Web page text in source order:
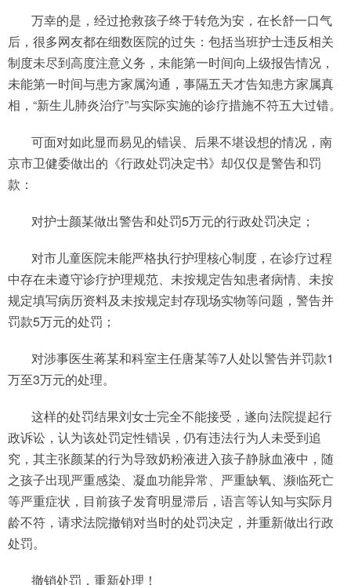
万幸的是，经过抢救孩子终于转危为安，在长舒一口气
后，很多网友都在细数医院的过失：包括当班护士违反相关
制度未尽到高度注意义务，未能第一时间向上级报告情况，
未能第一时间与患方家属沟通，事隔五天才告知患方家属真
相，“新生儿肺炎治疗”与实际实施的诊疗措施不符五大过错。
可面对如此显而易见的错误、后果不堪设想的情况，南
京市卫健委做出的《行政处罚决定书》却仅仅是警告和罚
款：
对护士颜某做出警告和处罚5万元的行政处罚决定；
对市儿童医院未能严格执行护理核心制度，在诊疗过程
中存在未遵守诊疗护理规范、未按规定告知患者病情、未按
规定填写病历资料及未按规定封存现场实物等问题，警告并
罚款5万元的处罚；
对涉事医生蒋某和科室主任唐某等7人处以警告并罚款1
万至3万元的处理。
这样的处罚结果刘女士完全不能接受，遂向法院提起行
政诉讼，认为该处罚定性错误，仍有违法行为人未受到追
究，其主张颜某的行为导致奶粉液进入孩子静脉血液中，随
之孩子出现严重感染、凝血功能异常、严重缺氧、濒临死亡
等严重症状，目前孩子发育明显滞后，语言等认知与实际月
龄不符，请求法院撤销对当时的处罚决定，并重新做出行政
处罚。
撤销处罚，重新处理！